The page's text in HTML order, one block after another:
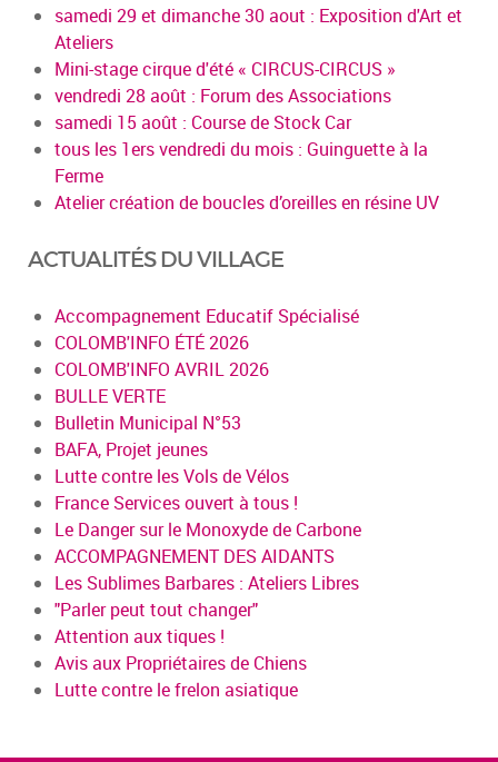
samedi 29 et dimanche 30 aout : Exposition d'Art et
Ateliers
Mini-stage cirque d'été « CIRCUS-CIRCUS »
vendredi 28 août : Forum des Associations
samedi 15 août : Course de Stock Car
tous les 1ers vendredi du mois : Guinguette à la
Ferme
Atelier création de boucles d’oreilles en résine UV
ACTUALITÉS DU VILLAGE
Accompagnement Educatif Spécialisé
COLOMB'INFO ÉTÉ 2026
COLOMB'INFO AVRIL 2026
BULLE VERTE
Bulletin Municipal N°53
BAFA, Projet jeunes
Lutte contre les Vols de Vélos
France Services ouvert à tous !
Le Danger sur le Monoxyde de Carbone
ACCOMPAGNEMENT DES AIDANTS
Les Sublimes Barbares : Ateliers Libres
"Parler peut tout changer"
Attention aux tiques !
Avis aux Propriétaires de Chiens
Lutte contre le frelon asiatique